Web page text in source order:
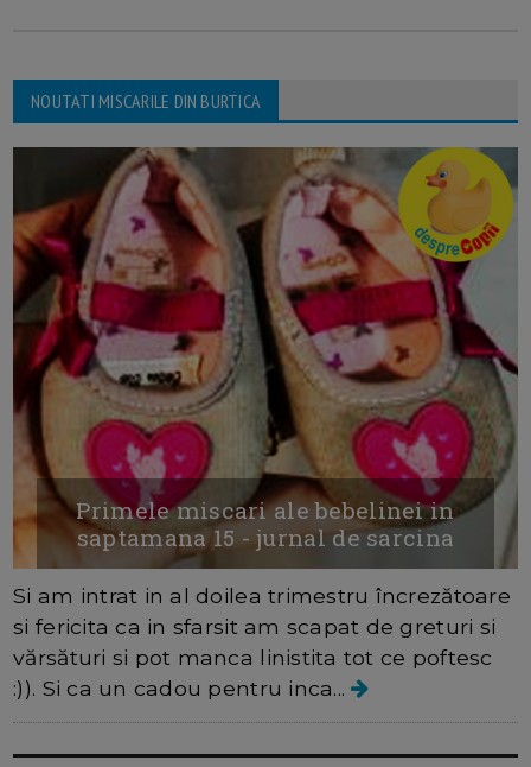
NOUTATI MISCARILE DIN BURTICA
Primele miscari ale bebelinei in
saptamana 15 - jurnal de sarcina
Si am intrat in al doilea trimestru încrezătoare
si fericita ca in sfarsit am scapat de greturi si
vărsături si pot manca linistita tot ce poftesc
:)). Si ca un cadou pentru inca...